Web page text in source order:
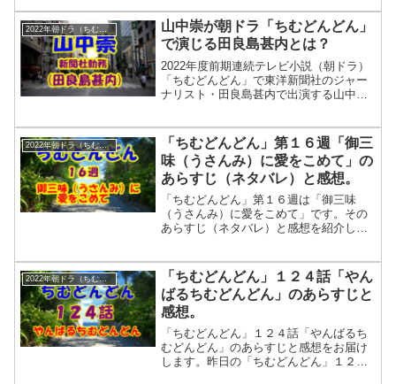
て」では暢子のメイン料理の沖縄そばに
は良質な豚が必要であることが分かりま
した。そして偶然なのか養豚場の清恵が
ちむどんどんにやってきました。今週は
暢子が「清恵さんとも出会って、さらに
物語がぐんと進みます」ようです。「ち
山中崇が朝ドラ「ちむどんどん」
で演じる田良島甚内とは？
2022年度前期連続テレビ小説（朝ドラ）
「ちむどんどん」で東洋新聞社のジャー
ナリスト・田良島甚内で出演する山中崇
子とその家族の人生を描く物語です。田
良島甚内はヒロイン・比嘉暢子の幼馴染
である青柳和彦が勤める東洋新聞社の上
司です。
2022年朝ドラ（ちむどんどん）
「ちむどんどん」第１６週「御三
味（うさんみ）に愛をこめて」の
あらすじ（ネタバレ）と感想。
「ちむどんどん」第１６週は「御三味
（うさんみ）に愛をこめて」です。その
あらすじ（ネタバレ）と感想を紹介しま
かけるのが・・・。
2022年朝ドラ（ちむどんどん）
「ちむどんどん」１２４話「やん
ばるちむどんどん」のあらすじと
感想。
「ちむどんどん」１２４話「やんばるち
むどんどん」のあらすじと感想をお届け
します。昨日の「ちむどんどん」１２３